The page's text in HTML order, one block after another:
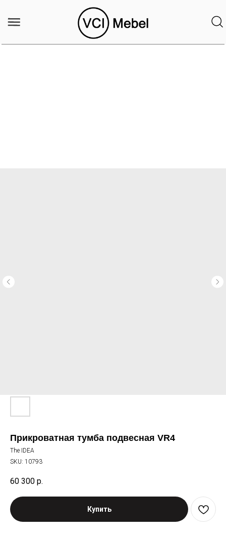
Прикроватная тумба подвесная VR4
The IDEA
SKU: 10793
60 300 р.
Купить